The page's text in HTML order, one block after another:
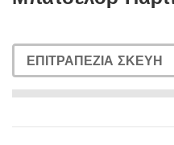
ΕΠΙΤΡΑΠΈΖΙΑ ΣΚΕΎΗ